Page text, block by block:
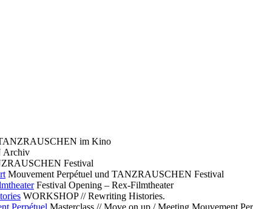
im Kino
Archiv
Festival
Mouvement Perpétuel und TANZRAUSCHEN Festival
Festival Opening – Rex-Filmtheater
WORKSHOP // Rewriting Histories.
Perpétuel Masterclass // Move on up / Meeting Mouvement